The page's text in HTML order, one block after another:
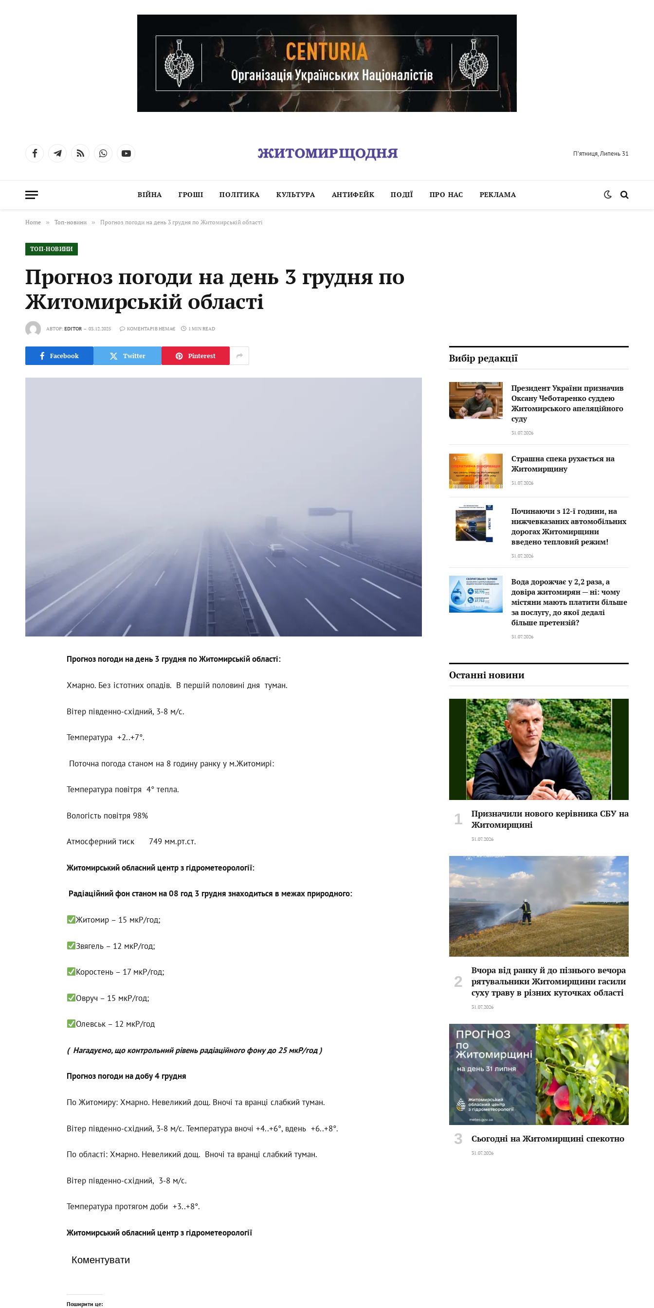
FacebookTelegramRSS WhatsAppYouTube П’ятниця, Липень 31
ВІЙНА ГРОШІ ПОЛІТИКА КУЛЬТУРА АНТИФЕЙК ПОДІЇ ПРО НАС РЕКЛАМА
Home » Топ-новини » Прогноз погоди на день 3 грудня по Житомирській області
ТОП-НОВИНИ
Прогноз погоди на день 3 грудня по
Житомирській області
АВТОР:EDITOR 03.12.2025 КОМЕНТАРІВ НЕМАЄ 1 MIN READ
Facebook Twitter Pinterest
Прогноз погоди на день 3 грудня по Житомирській області:
Хмарно. Без істотних опадів. В першій половині дня туман.
Вітер південно-східний, 3-8 м/с.
Температура +2..+7°.
Поточна погода станом на 8 годину ранку у м.Житомирі:
Температура повітря 4° тепла.
Вологість повітря 98%
Атмосферний тиск 749 мм.рт.ст.
Житомирський обласний центр з гідрометеорології:
Радіаційний фон станом на 08 год 3 грудня знаходиться в межах природного:
Житомир – 15 мкР/год;
Звягель – 12 мкР/год;
Коростень – 17 мкР/год;
Овруч – 15 мкР/год;
Олевськ – 12 мкР/год
( Нагадуємо, що контрольний рівень радіаційного фону до 25 мкР/год )
Прогноз погоди на добу 4 грудня
По Житомиру: Хмарно. Невеликий дощ. Вночі та вранці слабкий туман.
Вітер південно-східний, 3-8 м/с. Температура вночі +4..+6°, вдень +6..+8°.
По області: Хмарно. Невеликий дощ. Вночі та вранці слабкий туман.
Вітер південно-східний, 3-8 м/с.
Температура протягом доби +3..+8°.
Житомирський обласний центр з гідрометеорології
Коментувати
Поширити це:
Вибір редакції
Президент України призначив
Оксану Чеботаренко суддею
Житомирського апеляційного
суду
31.07.2026
Страшна спека рухається на
Житомирщину
31.07.2026
Починаючи з 12-ї години, на
нижчевказаних автомобільних
дорогах Житомирщини
введено тепловий режим!
31.07.2026
Вода дорожчає у 2,2 раза, а
довіра житомирян — ні: чому
містяни мають платити більше
за послугу, до якої дедалі
більше претензій?
31.07.2026
Останні новини
Призначили нового керівника СБУ на
Житомирщині
31.07.2026
Вчора від ранку й до пізнього вечора
рятувальники Житомирщини гасили
суху траву в різних куточках області
31.07.2026
Сьогодні на Житомирщині спекотно
31.07.2026